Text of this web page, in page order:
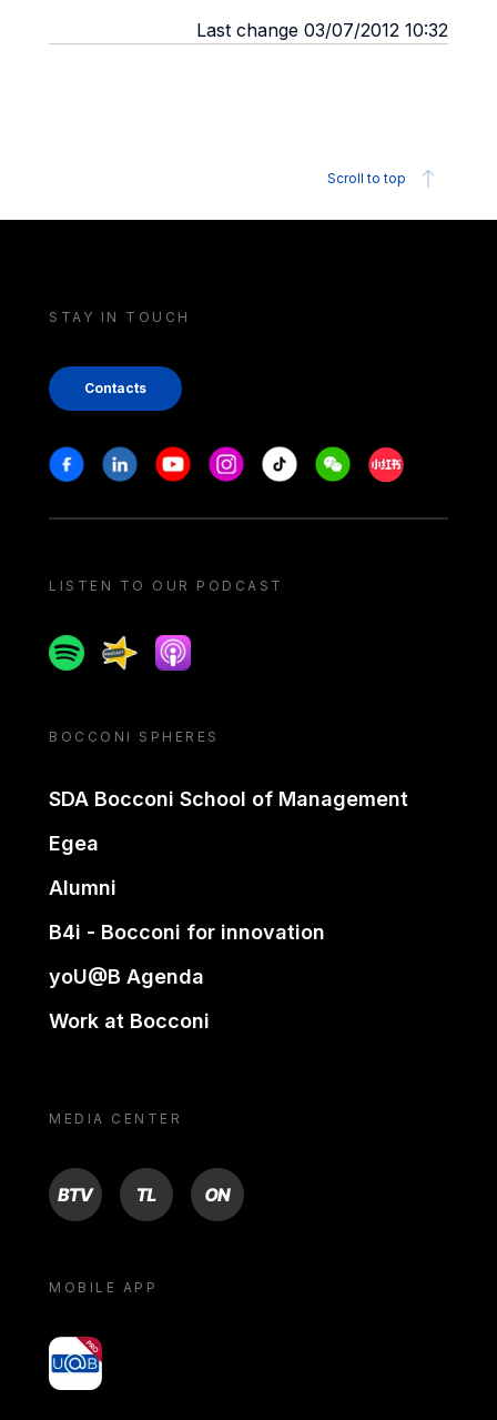
Last change 03/07/2012 10:32
Scroll to top
STAY IN TOUCH
Contacts
Stay in touch
FacebookLinkedinYoutubeInstagram
Tiktok WeechatXiaohongshu/
LISTEN TO OUR PODCAST
SpotifySpreakerApple podcast
BOCCONI SPHERES
SDA Bocconi School of Management
Egea
Alumni
B4i - Bocconi for innovation
yoU@B Agenda
Work at Bocconi
MEDIA CENTER
BTV TL ON
MOBILE APP
yoU@B